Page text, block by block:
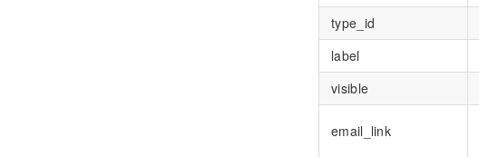
type_id
label
visible
email_link